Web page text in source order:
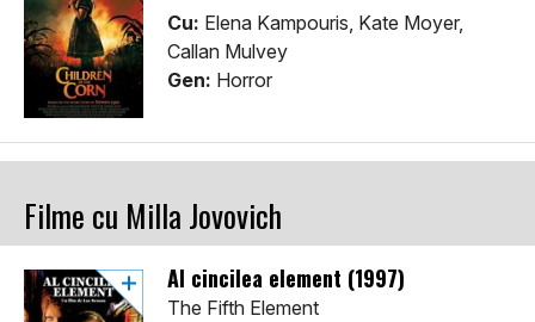
Cu: Elena Kampouris, Kate Moyer,
Callan Mulvey
Gen: Horror
Filme cu Milla Jovovich
Al cincilea element (1997)
The Fifth Element